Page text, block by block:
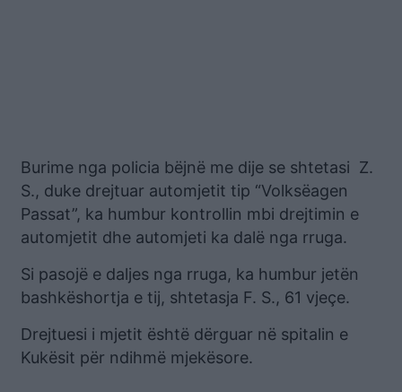
Burime nga policia bëjnë me dije se shtetasi Z.
S., duke drejtuar automjetit tip “Volksëagen
Passat”, ka humbur kontrollin mbi drejtimin e
automjetit dhe automjeti ka dalë nga rruga.
Si pasojë e daljes nga rruga, ka humbur jetën
bashkëshortja e tij, shtetasja F. S., 61 vjeçe.
Drejtuesi i mjetit është dërguar në spitalin e
Kukësit për ndihmë mjekësore.